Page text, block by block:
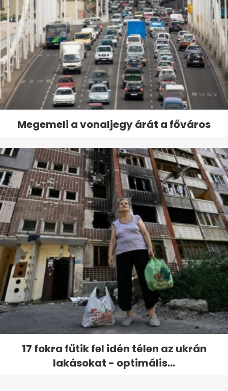
Megemeli a vonaljegy árát a főváros
17 fokra fűtik fel idén télen az ukrán
lakásokat - optimális...